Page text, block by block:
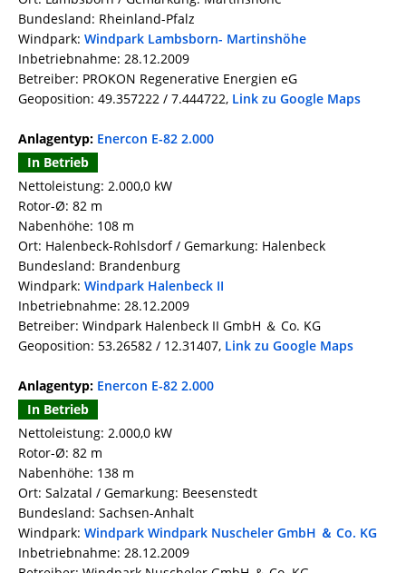
Bundesland: Rheinland-Pfalz
Windpark: Windpark Lambsborn- Martinshöhe
Inbetriebnahme: 28.12.2009
Betreiber: PROKON Regenerative Energien eG
Geoposition: 49.357222 / 7.444722, Link zu Google Maps
Anlagentyp: Enercon E-82 2.000
In Betrieb
Nettoleistung: 2.000,0 kW
Rotor-Ø: 82 m
Nabenhöhe: 108 m
Ort: Halenbeck-Rohlsdorf / Gemarkung: Halenbeck
Bundesland: Brandenburg
Windpark: Windpark Halenbeck II
Inbetriebnahme: 28.12.2009
Betreiber: Windpark Halenbeck II GmbH ＆ Co. KG
Geoposition: 53.26582 / 12.31407, Link zu Google Maps
Anlagentyp: Enercon E-82 2.000
In Betrieb
Nettoleistung: 2.000,0 kW
Rotor-Ø: 82 m
Nabenhöhe: 138 m
Ort: Salzatal / Gemarkung: Beesenstedt
Bundesland: Sachsen-Anhalt
Windpark: Windpark Windpark Nuscheler GmbH ＆ Co. KG
Inbetriebnahme: 28.12.2009